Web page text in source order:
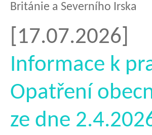
Británie a Severního Irska
[17.07.2026]
Informace k
Opatření
ze dne